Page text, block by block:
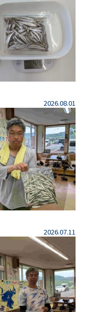
2026.08.01
2026.07.11